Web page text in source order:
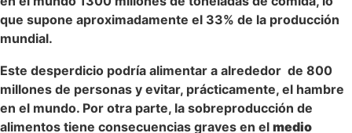
que supone aproximadamente el 33% de la producción
mundial.
Este desperdicio podría alimentar a alrededor de 800
millones de personas y evitar, prácticamente, el hambre
en el mundo. Por otra parte, la sobreproducción de
alimentos tiene consecuencias graves en el medio